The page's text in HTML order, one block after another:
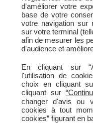
d'améliorer votre
base de votre
votre navigation sur
sur votre terminal
afin de mesurer les
d'audience et
En cliquant sur
l'utilisation de
choix en cliquant
cliquant sur
changer d'avis ou
cookies à tout
cookies” figurant en